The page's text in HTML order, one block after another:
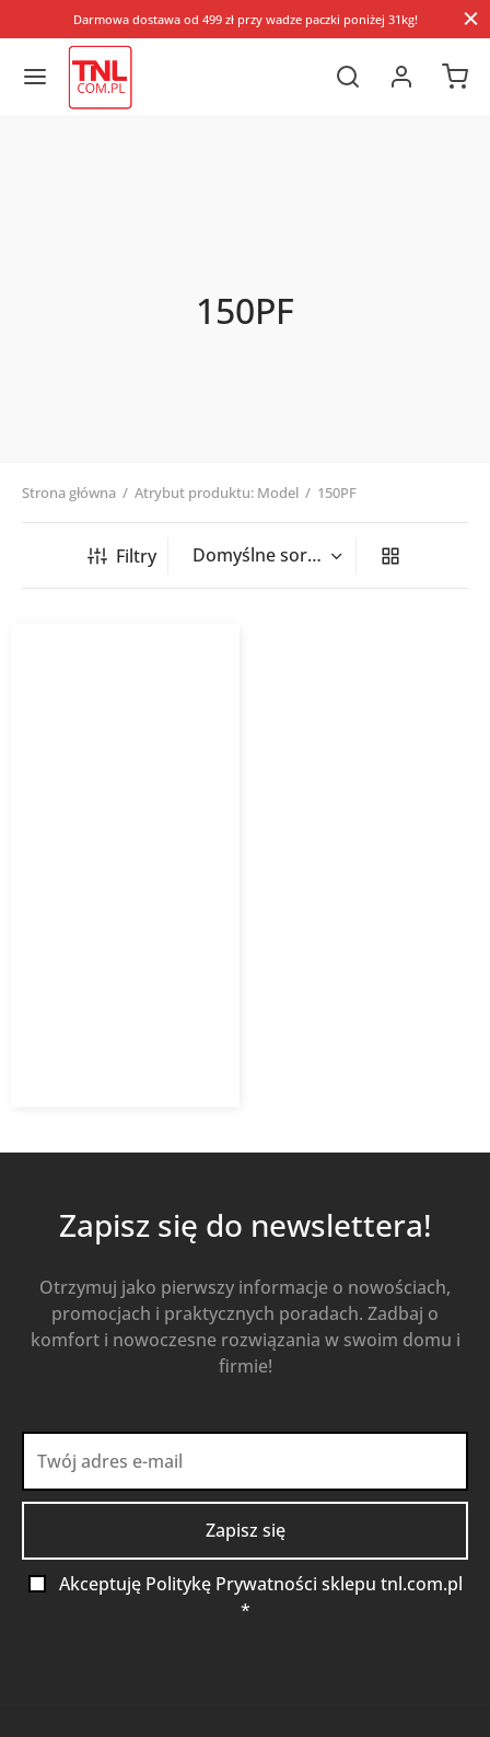
Darmowa dostawa od 499 zł przy wadze paczki poniżej 31kg!
150PF
Strona główna / Atrybut produktu: Model / 150PF
Filtry
Zapisz się do newslettera!
Otrzymuj jako pierwszy informacje o nowościach,
promocjach i praktycznych poradach. Zadbaj o
komfort i nowoczesne rozwiązania w swoim domu i
firmie!
Akceptuję Politykę Prywatności sklepu tnl.com.pl
*